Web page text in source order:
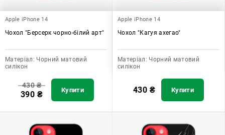
Apple iPhone 14
Чохол "Берсерк чорно-білий арт"
Матеріал: Чорний матовий
силікон
430₴
390 ₴ Купити
Apple iPhone 14
Чохол "Кагуя ахегао"
Матеріал: Чорний матовий
силікон
430 ₴ Купити